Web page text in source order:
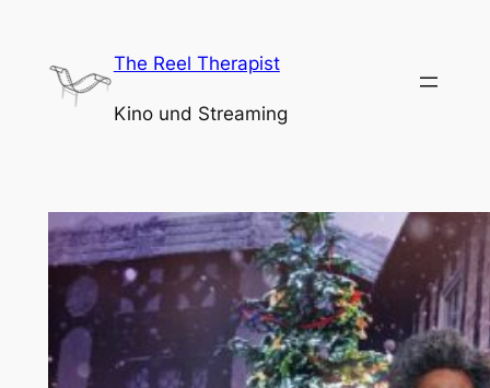
springen
The Reel Therapist
Kino und Streaming